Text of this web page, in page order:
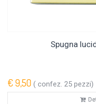
Spugna
€ 9,50 ( confez. 25 pezzi)